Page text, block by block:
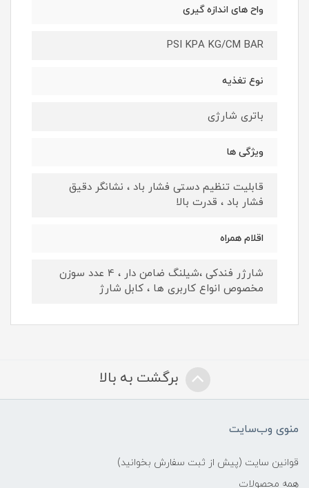
واح های اندازه گیری
PSI KPA KG/CM BAR
نوع تغذیه
باتری شارژی
ویژگی ها
قابلیت تنظیم دستی فشار باد ، نشانگر دقیق
فشار باد ، قدرت بالا
اقلام همراه
شارژر فندکی ،شیلنگ ضامن دار ، 4 عدد سوزن
مخصوص انواع کاربری ها ، کابل شارژ
برگشت به بالا
منوی وب‌سایت
قوانین سایت (پیش از ثبت سفارش بخوانید)
همه محصولات